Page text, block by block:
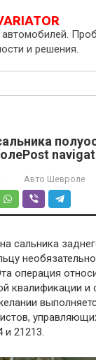
автомобилей.
и решения.
Авто Шевроле
сальника
операция
квалификации и
и 21213.